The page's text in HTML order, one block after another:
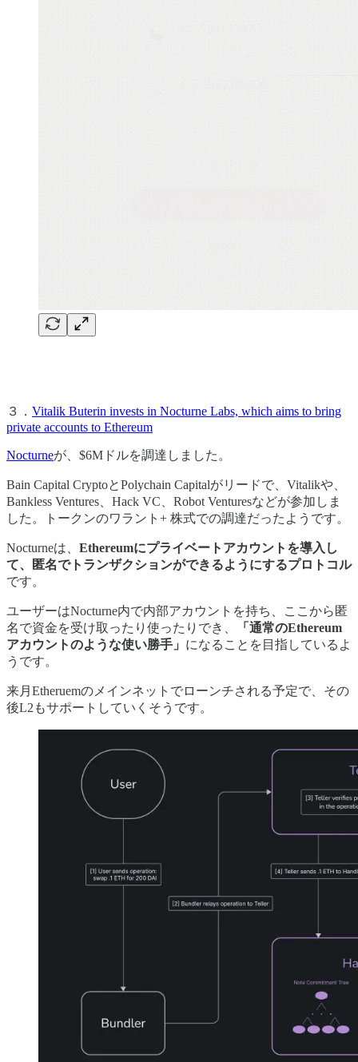
３． Vitalik Buterin invests in Nocturne Labs, which aims to bring
private accounts to Ethereum
Nocturneが、$6Mドルを調達しました。
Bain Capital CryptoとPolychain Capitalがリードで、Vitalikや、
Bankless Ventures、Hack VC、Robot Venturesなどが参加しま
した。トークンのワラント+ 株式での調達だったようです。
Nocturneは、 Ethereumにプライベートアカウントを導入し
て、匿名でトランザクションができるようにするプロトコル
です。
ユーザーはNocturne内で内部アカウントを持ち、ここから匿
名で資金を受け取ったり使ったりでき、
「通常のEthereum
アカウントのような使い勝手」 になることを目指しているよ
うです。
来月Etheruemのメインネットでローンチされる予定で、その
後L2もサポートしていくそうです。